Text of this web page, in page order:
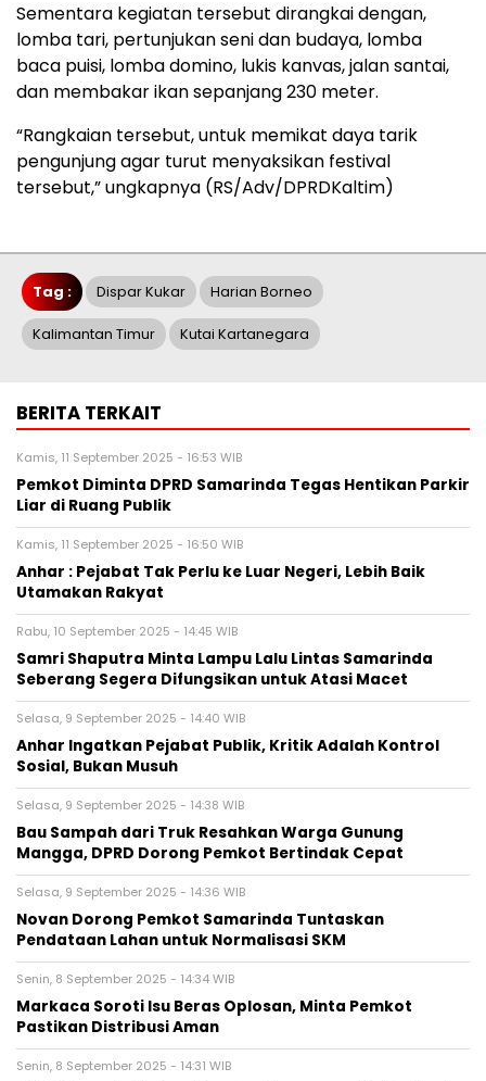
Sementara kegiatan tersebut dirangkai dengan,
lomba tari, pertunjukan seni dan budaya, lomba
baca puisi, lomba domino, lukis kanvas, jalan santai,
dan membakar ikan sepanjang 230 meter.
“Rangkaian tersebut, untuk memikat daya tarik
pengunjung agar turut menyaksikan festival
tersebut,” ungkapnya (RS/Adv/DPRDKaltim)
Tag : Dispar Kukar Harian Borneo
Kalimantan Timur Kutai Kartanegara
BERITA TERKAIT
Kamis, 11 September 2025 - 16:53 WIB
Pemkot Diminta DPRD Samarinda Tegas Hentikan Parkir
Liar di Ruang Publik
Kamis, 11 September 2025 - 16:50 WIB
Anhar : Pejabat Tak Perlu ke Luar Negeri, Lebih Baik
Utamakan Rakyat
Rabu, 10 September 2025 - 14:45 WIB
Samri Shaputra Minta Lampu Lalu Lintas Samarinda
Seberang Segera Difungsikan untuk Atasi Macet
Selasa, 9 September 2025 - 14:40 WIB
Anhar Ingatkan Pejabat Publik, Kritik Adalah Kontrol
Sosial, Bukan Musuh
Selasa, 9 September 2025 - 14:38 WIB
Bau Sampah dari Truk Resahkan Warga Gunung
Mangga, DPRD Dorong Pemkot Bertindak Cepat
Selasa, 9 September 2025 - 14:36 WIB
Novan Dorong Pemkot Samarinda Tuntaskan
Pendataan Lahan untuk Normalisasi SKM
Senin, 8 September 2025 - 14:34 WIB
Markaca Soroti Isu Beras Oplosan, Minta Pemkot
Pastikan Distribusi Aman
Senin, 8 September 2025 - 14:31 WIB